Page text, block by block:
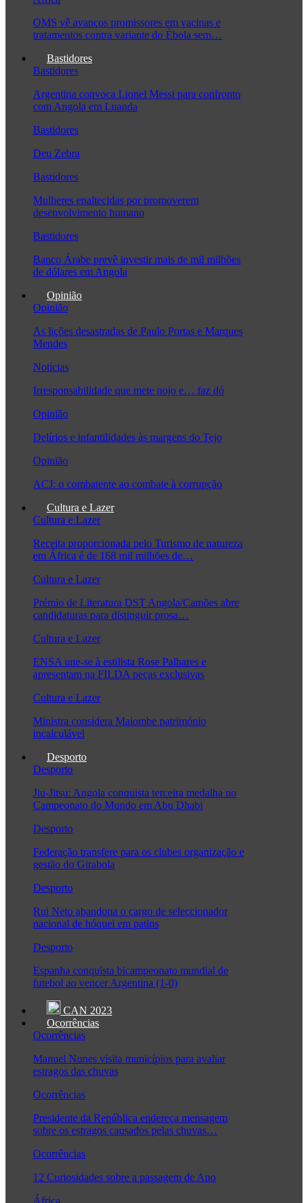
OMS vê avanços promissores em vacinas e
tratamentos contra variante do Ébola sem…
Bastidores
Bastidores
Argentina convoca Lionel Messi para confronto
com Angola em Luanda
Bastidores
Deu Zebra
Bastidores
Mulheres enaltecidas por promoverem
desenvolvimento humano
Bastidores
Banco Árabe prevê investir mais de mil milhões
de dólares em Angola
Opinião
Opinião
As lições desastradas de Paulo Portas e Marques
Mendes
Notícias
Irresponsabilidade que mete nojo e… faz dó
Opinião
Delírios e infantilidades às margens do Tejo
Opinião
ACJ: o combatente ao combate à corrupção
Cultura e Lazer
Cultura e Lazer
Receita proporcionada pelo Turismo de natureza
em África é de 168 mil milhões de…
Cultura e Lazer
Prémio de Literatura DST Angola/Camões abre
candidaturas para distinguir prosa…
Cultura e Lazer
ENSA une-se à estilista Rose Palhares e
apresentam na FILDA peças exclusivas
Cultura e Lazer
Ministra considera Maiombe património
incalculável
Desporto
Desporto
Jiu-Jitsu: Angola conquista terceira medalha no
Campeonato do Mundo em Abu Dhabi
Desporto
Federação transfere para os clubes organização e
gestão do Girabola
Desporto
Rui Neto abandona o cargo de seleccionador
nacional de hóquei em patins
Desporto
Espanha conquista bicampeonato mundial de
futebol ao vencer Argentina (1-0)
CAN 2023
Ocorrências
Ocorrências
Manuel Nunes visita municípios para avaliar
estragos das chuvas
Ocorrências
Presidente da República endereça mensagem
sobre os estragos causados pelas chuvas…
Ocorrências
12 Curiosidades sobre a passagem de Ano
África